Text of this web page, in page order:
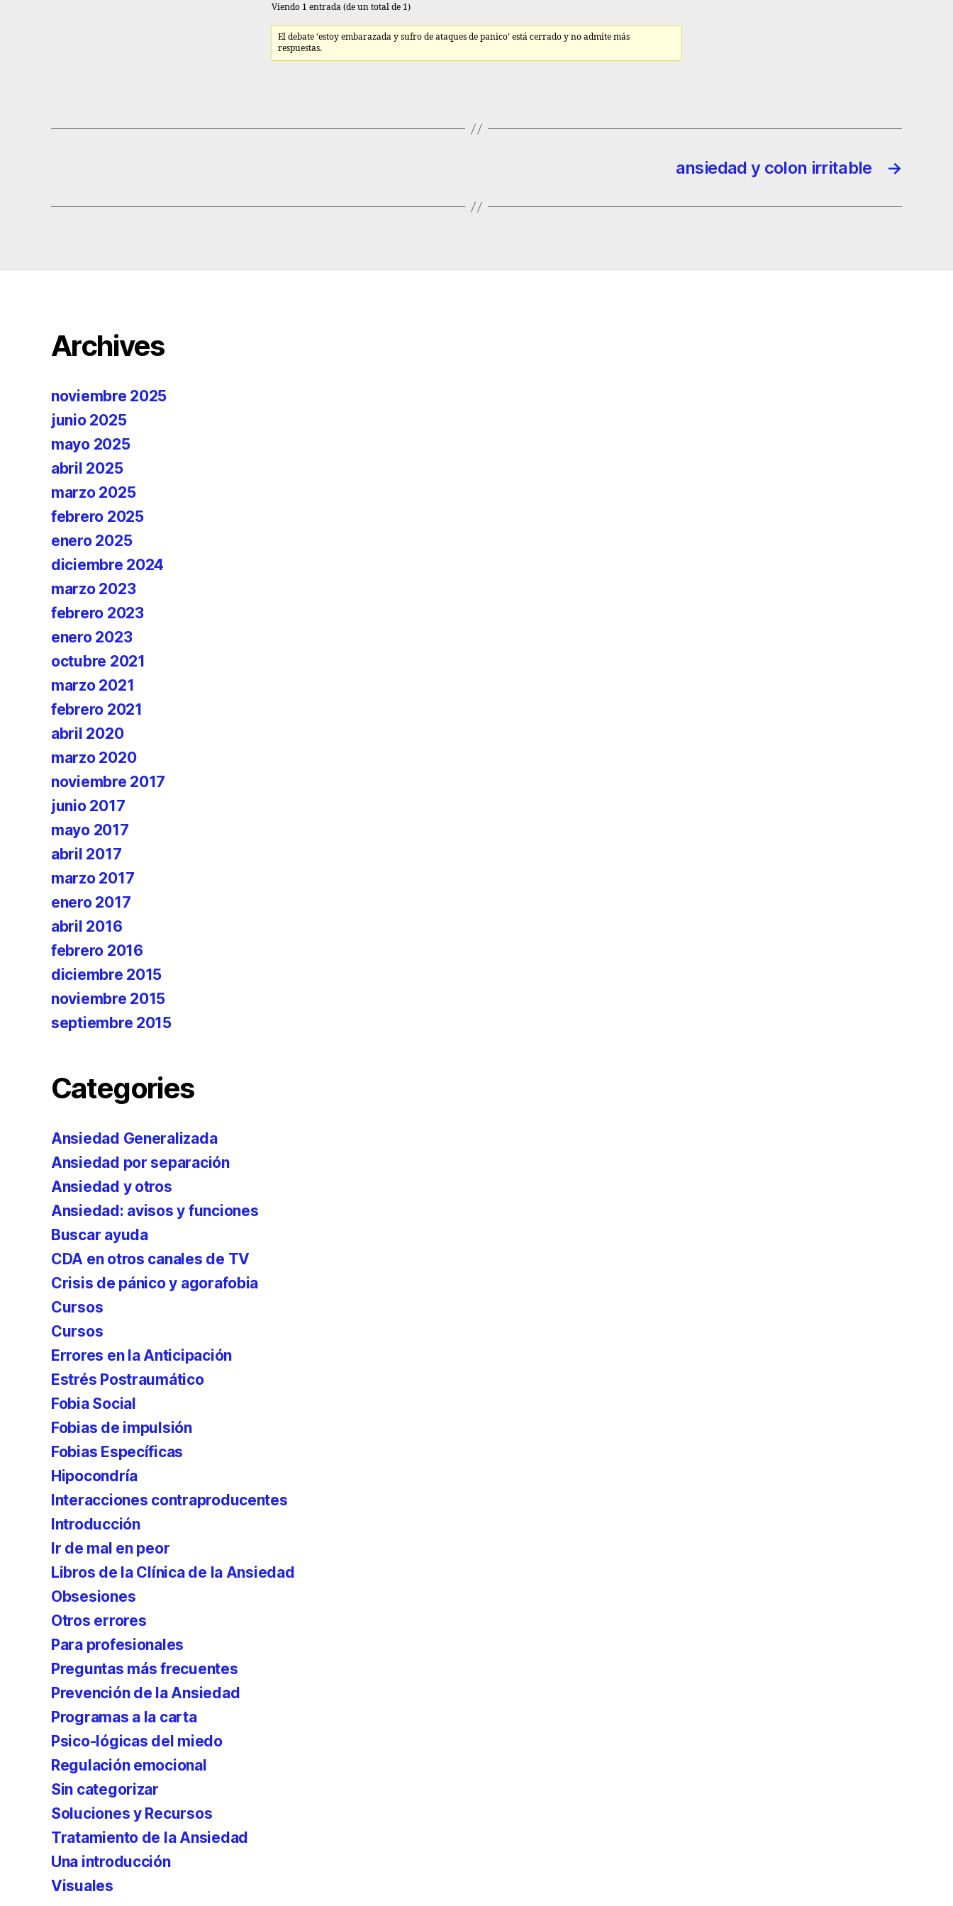
Viendo 1 entrada (de un total de 1)
El debate ‘estoy embarazada y sufro de ataques de panico’ está cerrado y no admite más
respuestas.
→
ansiedad y colon irritable
Archives
noviembre 2025
junio 2025
mayo 2025
abril 2025
marzo 2025
febrero 2025
enero 2025
diciembre 2024
marzo 2023
febrero 2023
enero 2023
octubre 2021
marzo 2021
febrero 2021
abril 2020
marzo 2020
noviembre 2017
junio 2017
mayo 2017
abril 2017
marzo 2017
enero 2017
abril 2016
febrero 2016
diciembre 2015
noviembre 2015
septiembre 2015
Categories
Ansiedad Generalizada
Ansiedad por separación
Ansiedad y otros
Ansiedad: avisos y funciones
Buscar ayuda
CDA en otros canales de TV
Crisis de pánico y agorafobia
Cursos
Cursos
Errores en la Anticipación
Estrés Postraumático
Fobia Social
Fobias de impulsión
Fobias Específicas
Hipocondría
Interacciones contraproducentes
Introducción
Ir de mal en peor
Libros de la Clínica de la Ansiedad
Obsesiones
Otros errores
Para profesionales
Preguntas más frecuentes
Prevención de la Ansiedad
Programas a la carta
Psico-lógicas del miedo
Regulación emocional
Sin categorizar
Soluciones y Recursos
Tratamiento de la Ansiedad
Una introducción
Visuales